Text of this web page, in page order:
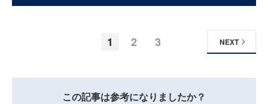
1 2 3 NEXT
この記事は参考になりましたか？